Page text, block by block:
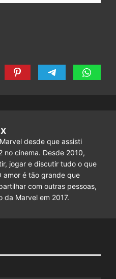
desde que assisti
no cinema. Desde 2010,
jogar e discutir tudo o que
amor é tão grande que
com outras pessoas,
da Marvel em 2017.